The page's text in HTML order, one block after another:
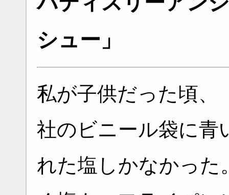
シュー」
私が子供だった頃、
社のビニール袋に青
れた塩しかなかった